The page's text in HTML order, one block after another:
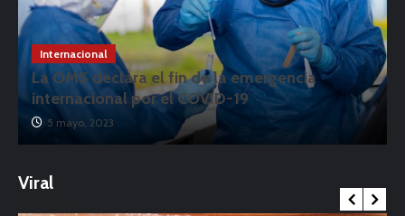
Internacional
La OMS declara el fin de la emergencia
internacional por el COVID-19
5 mayo, 2023
Viral